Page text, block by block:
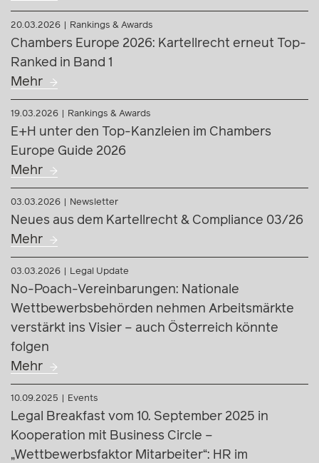
20.03.2026 Rankings & Awards
Chambers Europe 2026: Kartellrecht erneut Top-
Ranked in Band 1
Mehr
19.03.2026 Rankings & Awards
E+H unter den Top-Kanzleien im Chambers
Europe Guide 2026
Mehr
03.03.2026 Newsletter
Neues aus dem Kartellrecht & Compliance 03/26
Mehr
03.03.2026 Legal Update
No-Poach-Vereinbarungen: Nationale
Wettbewerbsbehörden nehmen Arbeitsmärkte
verstärkt ins Visier – auch Österreich könnte
folgen
Mehr
10.09.2025 Events
Legal Breakfast vom 10. September 2025 in
Kooperation mit Business Circle –
„Wettbewerbsfaktor Mitarbeiter“: HR im